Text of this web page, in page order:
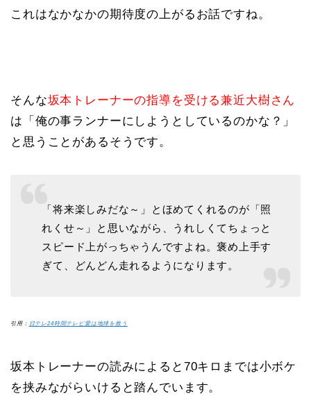
これはなかなかの期待度の上がるお話ですね。
そんな坂本トレーナーの指導を受ける兼近大樹さん
は「俺の事ランナーにしようとしているのかな？」
と思うことがあるそうです。
「将来楽しみだな～」とほめてくれるのが「照
れくせ～」と思いながら、うれしくてちょっと
スピード上がっちゃうんですよね。褒め上手す
ぎて、どんどん走れるようになります。
引用： 日テレ24時間テレビ愛は地球を救う
坂本トレーナーの読みによると70キロまでは小ボケ
を挟みながらいけると踏んでいます。